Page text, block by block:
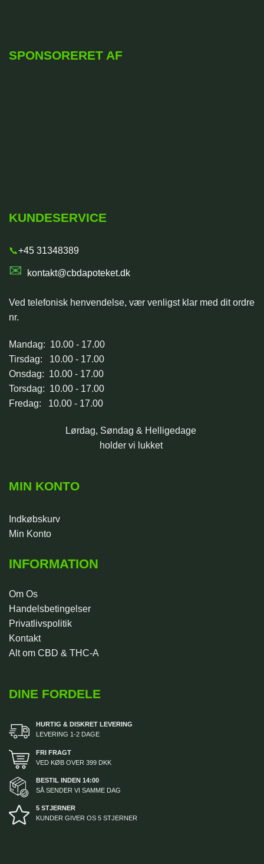
SPONSORERET AF
KUNDESERVICE
📞+45 31348389
✉ kontakt@cbdapoteket.dk
Ved telefonisk henvendelse, vær venligst klar med dit ordre
nr.
Mandag: 10.00 - 17.00
Tirsdag: 10.00 - 17.00
Onsdag: 10.00 - 17.00
Torsdag: 10.00 - 17.00
Fredag: 10.00 - 17.00
Lørdag, Søndag & Helligedage
holder vi lukket
MIN KONTO
Indkøbskurv
Min Konto
INFORMATION
Om Os
Handelsbetingelser
Privatlivspolitik
Kontakt
Alt om CBD & THC-A
DINE FORDELE
HURTIG & DISKRET LEVERING
LEVERING 1-2 DAGE
FRI FRAGT
VED KØB OVER 399 DKK
BESTIL INDEN 14:00
SÅ SENDER VI SAMME DAG
5 STJERNER
KUNDER GIVER OS 5 STJERNER